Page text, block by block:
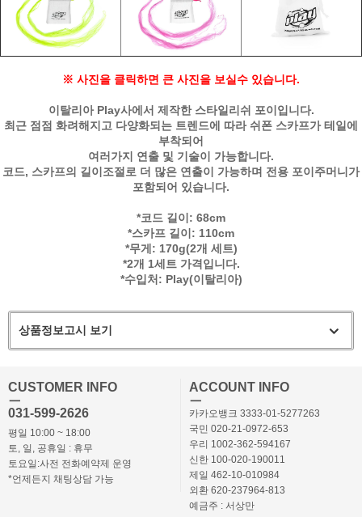
※ 사진을 클릭하면 큰 사진을 보실수 있습니다.
이탈리아 Play사에서 제작한 스타일리쉬 포이입니다.
최근 점점 화려해지고 다양화되는 트렌드에 따라 쉬폰 스카프가 테일에
부착되어
여러가지 연출 및 기술이 가능합니다.
코드, 스카프의 길이조절로 더 많은 연출이 가능하며 전용 포이주머니가
포함되어 있습니다.
*코드 길이: 68cm
*스카프 길이: 110cm
*무게: 170g(2개 세트)
*2개 1세트 가격입니다.
*수입처: Play(이탈리아)
상품정보고시 보기
CUSTOMER INFO
ㅡ
031-599-2626
평일 10:00 ~ 18:00
토, 일, 공휴일 : 휴무
토요일:사전 전화예약제 운영
*언제든지 채팅상담 가능
ACCOUNT INFO
ㅡ
카카오뱅크 3333-01-5277263
국민 020-21-0972-653
우리 1002-362-594167
신한 100-020-190011
제일 462-10-010984
외환 620-237964-813
예금주 : 서상만